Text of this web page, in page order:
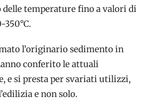
delle temperature fino a valori di
350°C.
l’originario sedimento in
conferito le attuali
e si presta per svariati utilizzi,
e non solo.